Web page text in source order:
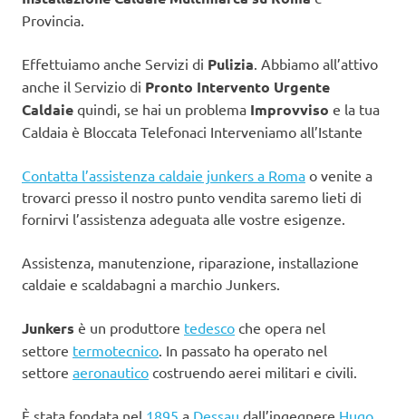
Provincia.
Effettuiamo anche Servizi di Pulizia . Abbiamo all’attivo
anche il Servizio di Pronto Intervento Urgente
Caldaie quindi, se hai un problema Improvviso e la tua
Caldaia è Bloccata Telefonaci Interveniamo all’Istante
Contatta l’assistenza caldaie junkers a Roma o venite a
trovarci presso il nostro punto vendita saremo lieti di
fornirvi l’assistenza adeguata alle vostre esigenze.
Assistenza, manutenzione, riparazione, installazione
caldaie e scaldabagni a marchio Junkers.
Junkers è un produttore tedesco che opera nel
settore termotecnico . In passato ha operato nel
settore aeronautico costruendo aerei militari e civili.
È stata fondata nel 1895 a Dessau dall’ingegnere Hugo